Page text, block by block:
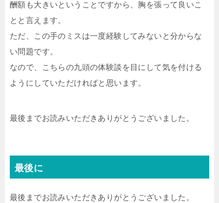
酬額も大きいということですから、胸を張って良いこ
とと言えます。
ただ、この手のミスは一度経験してみないと分からな
い問題です。
なので、こちらの九頭の体験談を目にして気を付ける
ようにしていただければと思います。
最後までお読みいただきありがとうございました。
最後に
最後までお読みいただきありがとうございました。